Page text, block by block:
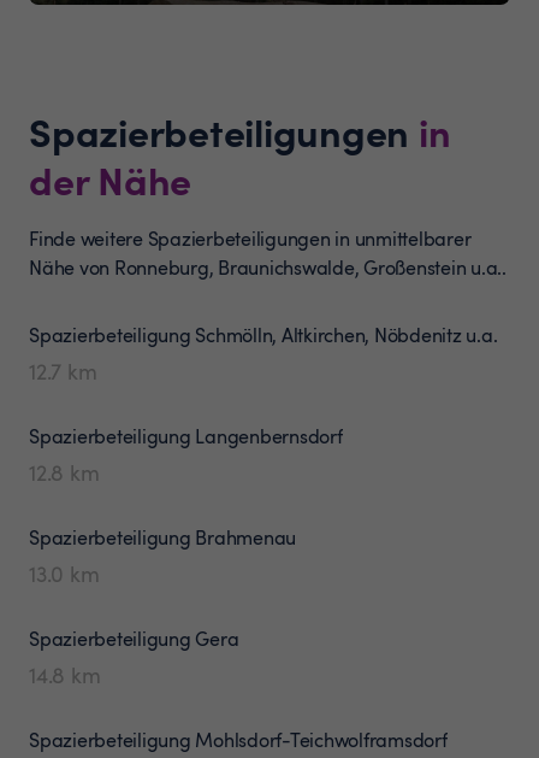
Spazierbeteiligungen in
der Nähe
Finde weitere Spazierbeteiligungen in unmittelbarer
Nähe von Ronneburg, Braunichswalde, Großenstein u.a..
Spazierbeteiligung Schmölln, Altkirchen, Nöbdenitz u.a.
12.7 km
Spazierbeteiligung Langenbernsdorf
12.8 km
Spazierbeteiligung Brahmenau
13.0 km
Spazierbeteiligung Gera
14.8 km
Spazierbeteiligung Mohlsdorf-Teichwolframsdorf